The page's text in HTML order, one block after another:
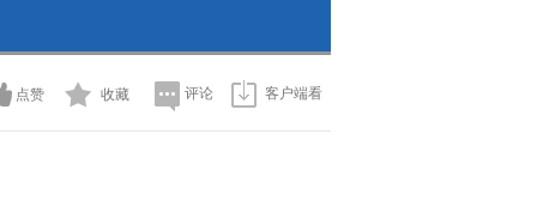
2012-11-05 11:29:08
点赞 收藏 评论 客户端看